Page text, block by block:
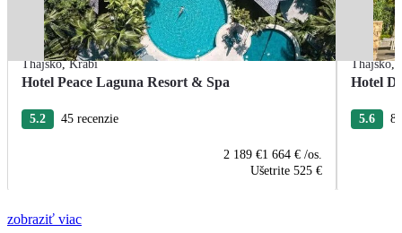
Thajsko,Krabi
Hotel Peace Laguna Resort & Spa
5.2 45 recenzie
2 189 €1 664 € /os.
Ušetrite 525 €
Thajsko,
Hotel
5.6
zobraziť viac